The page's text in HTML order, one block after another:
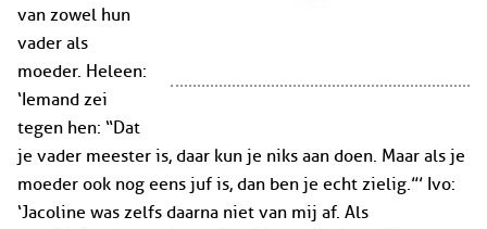
van zowel hun
vader als
moeder. Heleen:
‘Iemand zei
tegen hen: “Dat
je vader meester is, daar kun je niks aan doen. Maar als je
moeder ook nog eens juf is, dan ben je echt zielig.”’ Ivo:
‘Jacoline was zelfs daarna niet van mij af. Als